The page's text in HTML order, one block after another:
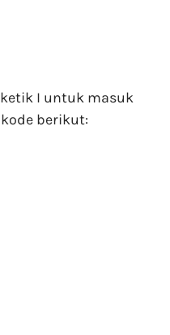
I untuk masuk
berikut: